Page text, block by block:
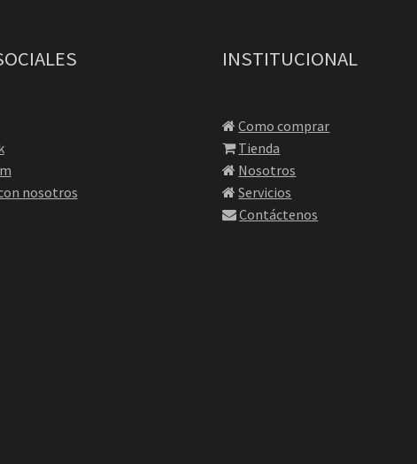
nosotros
INSTITUCIONAL
Como comprar
Tienda
Nosotros
Servicios
Contáctenos